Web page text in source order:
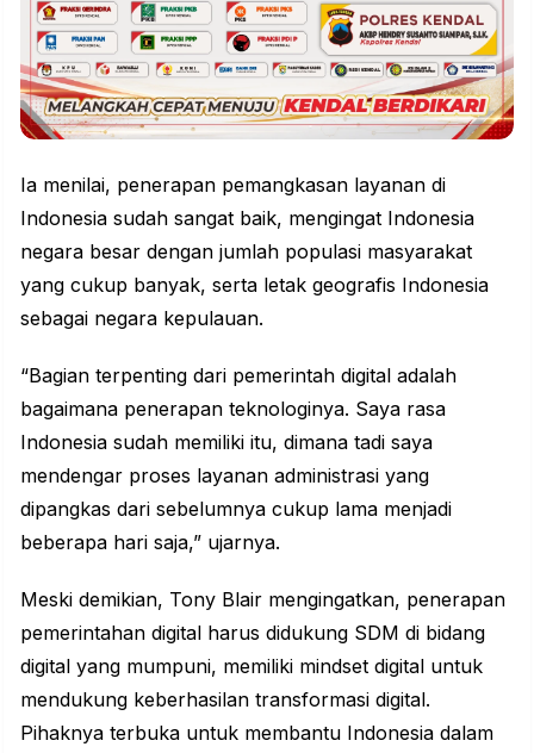
Ia menilai, penerapan pemangkasan layanan di
Indonesia sudah sangat baik, mengingat Indonesia
negara besar dengan jumlah populasi masyarakat
yang cukup banyak, serta letak geografis Indonesia
sebagai negara kepulauan.
“Bagian terpenting dari pemerintah digital adalah
bagaimana penerapan teknologinya. Saya rasa
Indonesia sudah memiliki itu, dimana tadi saya
mendengar proses layanan administrasi yang
dipangkas dari sebelumnya cukup lama menjadi
beberapa hari saja,” ujarnya.
Meski demikian, Tony Blair mengingatkan, penerapan
pemerintahan digital harus didukung SDM di bidang
digital yang mumpuni, memiliki mindset digital untuk
mendukung keberhasilan transformasi digital.
Pihaknya terbuka untuk membantu Indonesia dalam